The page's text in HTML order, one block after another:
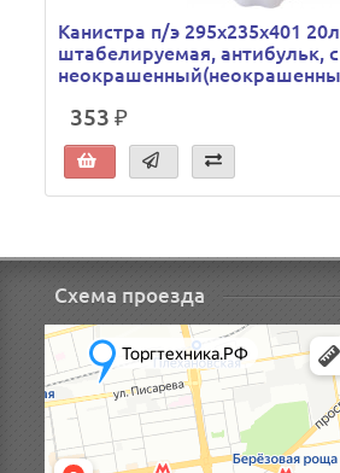
Канистра п/э 295х235х401
штабелируемая, антибульк,
353 ₽
Схема проезда